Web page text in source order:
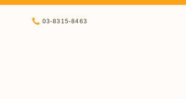
03-8315-8463